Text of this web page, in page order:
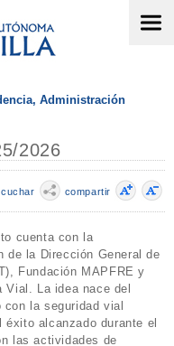
Administración
2026
compartir
cuenta con la
de la Dirección General de
Fundación MAPFRE y
Vial. La idea nace del
con la seguridad vial
éxito alcanzado durante el
las actividades de